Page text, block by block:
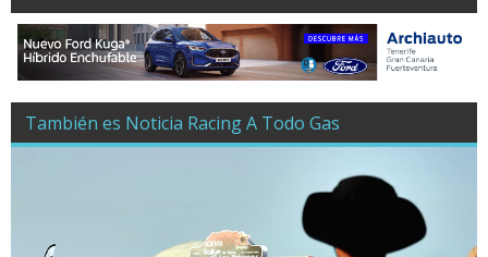
También es Noticia Racing A Todo Gas